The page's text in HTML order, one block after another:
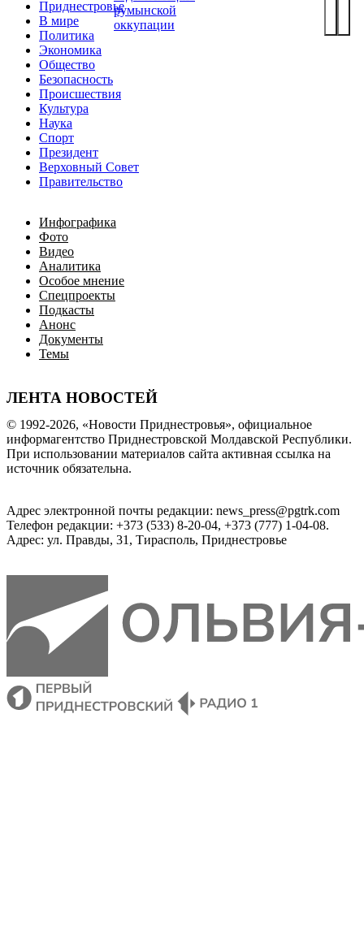
Приднестровье
В мире
Политика
Экономика
Общество
Безопасность
Происшествия
Культура
Наука
Спорт
Президент
Верховный Совет
Правительство
Инфографика
Фото
Видео
Аналитика
Особое мнение
Спецпроекты
Подкасты
Анонс
Документы
Темы
ЛЕНТА НОВОСТЕЙ
румынской
оккупации
© 1992-2026, «Новости Приднестровья», официальное
информагентство Приднестровской Молдавской Республики.
При использовании материалов сайта активная ссылка на
источник обязательна.
Адрес электронной почты редакции: news_press@pgtrk.com
Телефон редакции: +373 (533) 8-20-04, +373 (777) 1-04-08.
Адрес: ул. Правды, 31, Тирасполь, Приднестровье